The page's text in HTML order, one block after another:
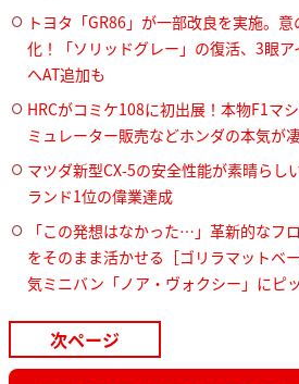
トヨタ「GR86」が一部改良を実施。
化！「ソリッドグレー」の復活、3眼
へAT追加も
HRCがコミケ108に初出展！本物F1マ
ミュレーター販売などホンダの本気が
マツダ新型CX-5の安全性能が素晴らし
ランド1位の偉業達成
「この発想はなかった…」革新的なフ
をそのまま活かせる［ゴリラマットベ
気ミニバン「ノア・ヴォクシー」にピ
次ページ